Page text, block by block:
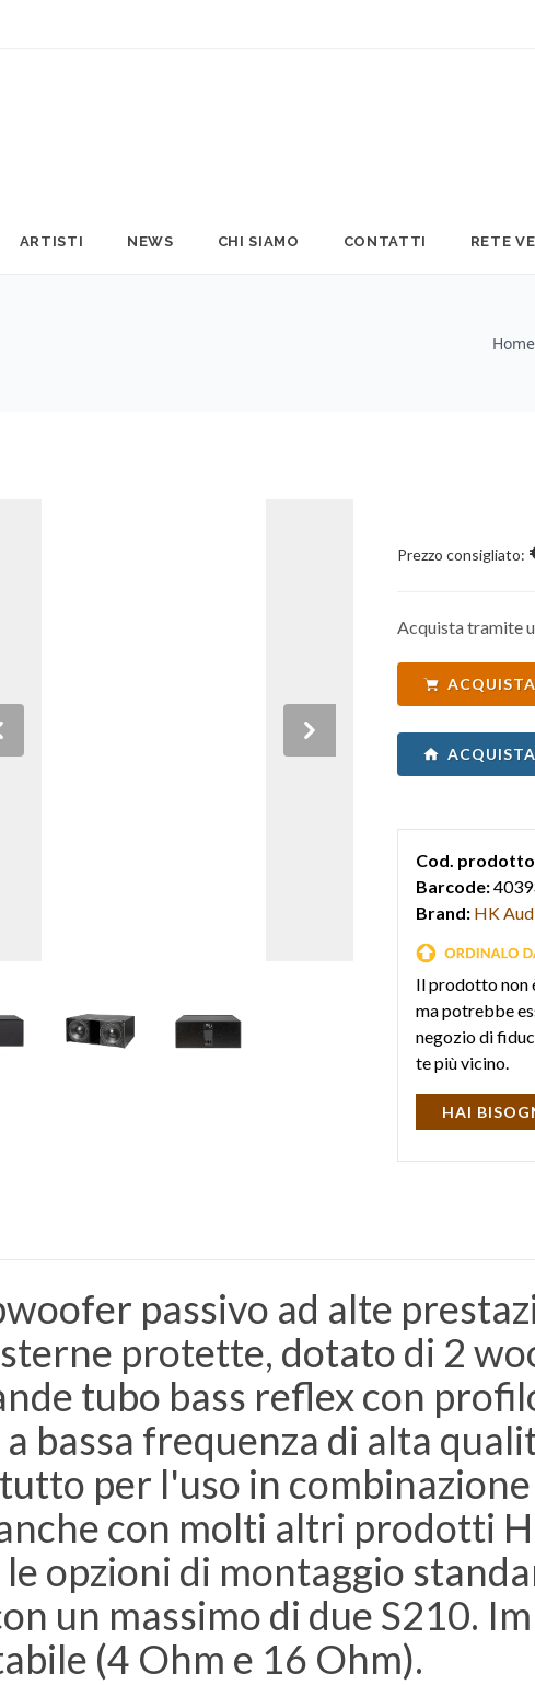
ARTISTI NEWS CHI SIAMO CONTATTI RETE
Home
Next
Prezzo consigliato:
Acquista tramite
Cod.
Barcode:
Brand: HK
Il prodotto non
ma potrebbe
negozio di
te più vicino.
HAI
passivo ad alte
protette, dotato di 2
tubo bass reflex con
bassa frequenza di alta
per l'uso in combinazione
con molti altri prodotti
opzioni di montaggio
un massimo di due S210.
(4 Ohm e 16 Ohm).